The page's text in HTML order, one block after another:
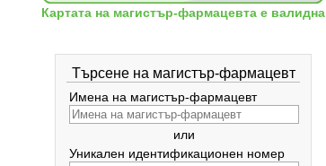
Картата на магистър-фармацевта е валидна
Търсене на магистър-фармацевт
Имена на магистър-фармацевт
или
Уникален идентификационен номер